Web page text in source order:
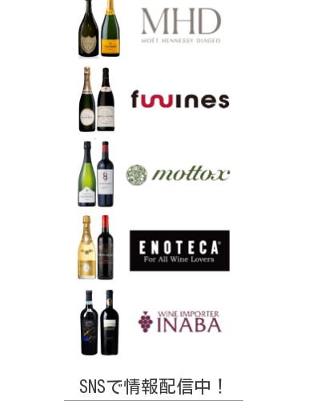
SNSで情報配信中！